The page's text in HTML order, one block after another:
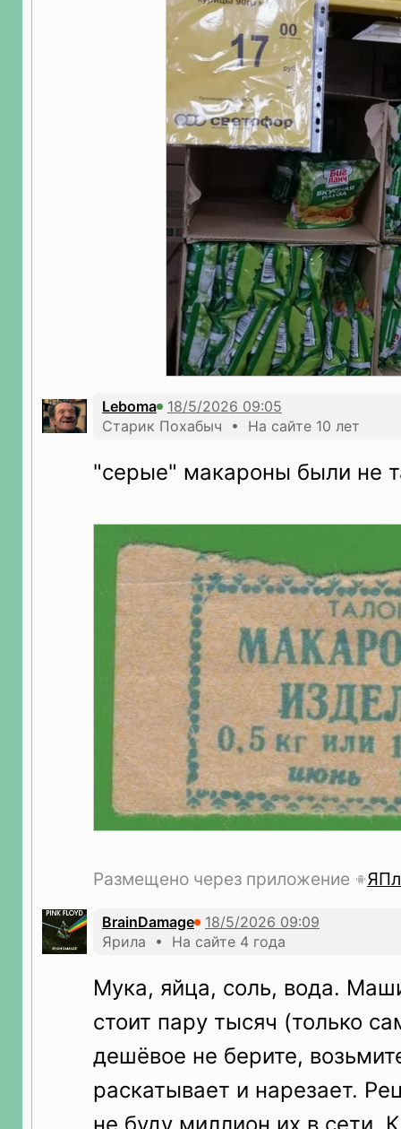
Leboma
Старик Похабыч • На сайте 10 лет
"серые" макароны были не
Размещено через приложение
BrainDamage
Ярила • На сайте 4 года
Мука, яйца, соль, вода.
стоит пару тысяч (только
дешёвое не берите,
раскатывает и нарезает.